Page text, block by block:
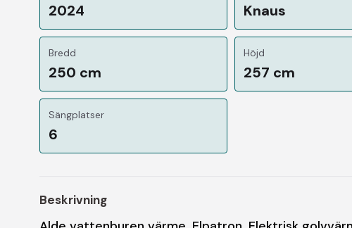
2024 Knaus
Bredd
250 cm
Höjd
257 cm
Sängplatser
6
Beskrivning